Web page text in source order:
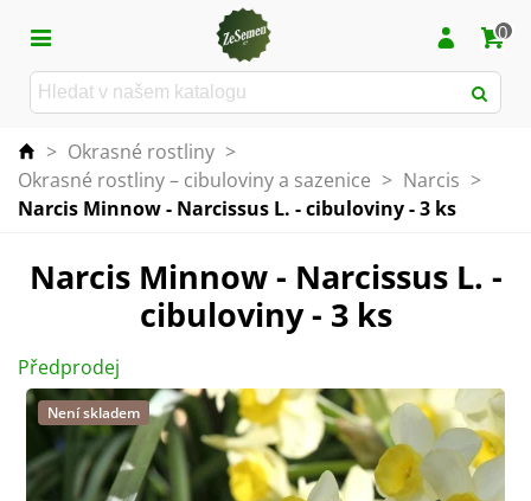
0
> Okrasné rostliny >
Okrasné rostliny – cibuloviny a sazenice > Narcis >
Narcis Minnow - Narcissus L. - cibuloviny - 3 ks
Narcis Minnow - Narcissus L. -
cibuloviny - 3 ks
Předprodej
Není skladem